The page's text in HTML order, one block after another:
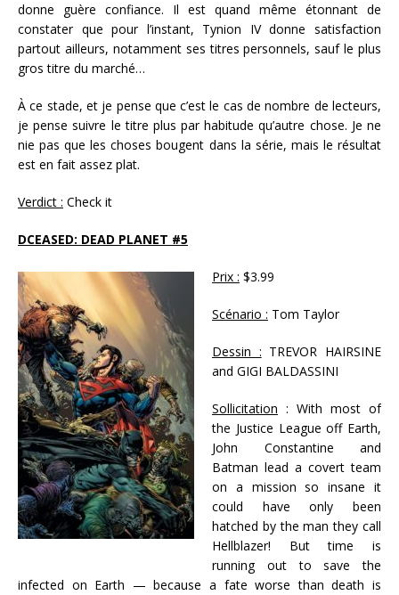
donne guère confiance. Il est quand même étonnant de
constater que pour l’instant, Tynion IV donne satisfaction
partout ailleurs, notamment ses titres personnels, sauf le plus
gros titre du marché…
À ce stade, et je pense que c’est le cas de nombre de lecteurs,
je pense suivre le titre plus par habitude qu’autre chose. Je ne
nie pas que les choses bougent dans la série, mais le résultat
est en fait assez plat.
Verdict : Check it
DCEASED: DEAD PLANET #5
Prix : $3.99
Scénario : Tom Taylor
Dessin : TREVOR HAIRSINE
and GIGI BALDASSINI
Sollicitation : With most of
the Justice League off Earth,
John Constantine and
Batman lead a covert team
on a mission so insane it
could have only been
hatched by the man they call
Hellblazer! But time is
running out to save the
infected on Earth — because a fate worse than death is